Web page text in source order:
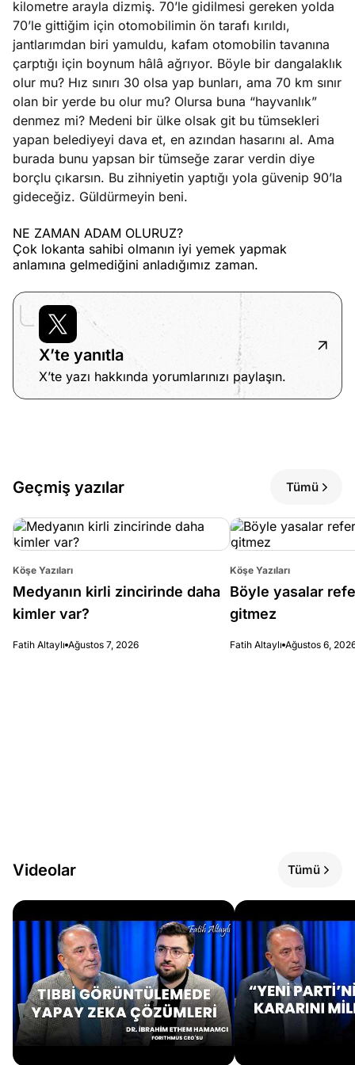
kilometre arayla dizmiş. 70’le gidilmesi gereken yolda
70’le gittiğim için otomobilimin ön tarafı kırıldı,
jantlarımdan biri yamuldu, kafam otomobilin tavanına
çarptığı için boynum hâlâ ağrıyor. Böyle bir dangalaklık
olur mu? Hız sınırı 30 olsa yap bunları, ama 70 km sınır
olan bir yerde bu olur mu? Olursa buna “hayvanlık”
denmez mi? Medeni bir ülke olsak git bu tümsekleri
yapan belediyeyi dava et, en azından hasarını al. Ama
burada bunu yapsan bir tümseğe zarar verdin diye
borçlu çıkarsın. Bu zihniyetin yaptığı yola güvenip 90’la
gideceğiz. Güldürmeyin beni.
NE ZAMAN ADAM OLURUZ?
Çok lokanta sahibi olmanın iyi yemek yapmak
anlamına gelmediğini anladığımız zaman.
X’te yanıtla
X’te yazı hakkında yorumlarınızı paylaşın.
Geçmiş yazılar Tümü
Köşe Yazıları
Medyanın kirli zincirinde daha
kimler var?
Fatih Altaylı Ağustos 7, 2026
Köşe Yazıları
Böyle yasalar
gitmez
Fatih Altaylı Ağustos 6,
Videolar Tümü